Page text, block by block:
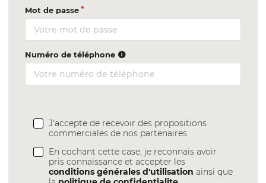
Mot de passe
Numéro de téléphone
J'accepte de recevoir des propositions
commerciales de nos partenaires
En cochant cette case, je reconnais avoir
pris connaissance et accepter les
conditions générales d'utilisation ainsi que